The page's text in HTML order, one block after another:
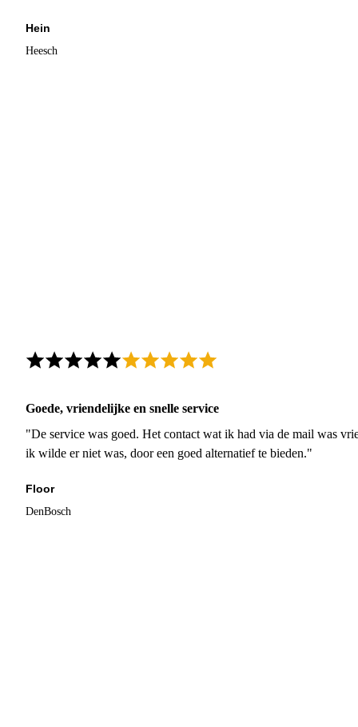
Hein
Heesch
Goede, vriendelijke en snelle service
"De service was goed. Het contact wat ik had via de mail was
ik wilde er niet was, door een goed alternatief te bieden."
Floor
DenBosch